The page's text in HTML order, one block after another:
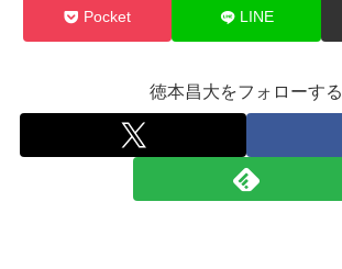
Pocket LINE
徳本昌大をフォローする